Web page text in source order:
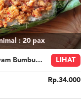
: 20 pax
Nasi Bakar Ayam Bumbu Bali + Kerupuk LIHAT
Rp.34.000